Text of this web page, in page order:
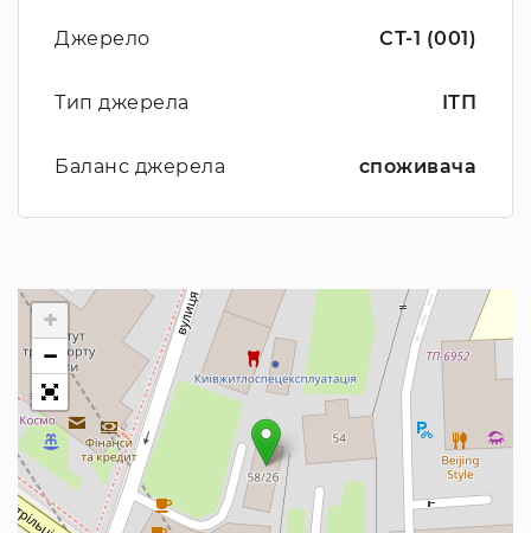
Джерело СТ-1 (001)
Тип джерела ІТП
Баланс джерела споживача
+
−